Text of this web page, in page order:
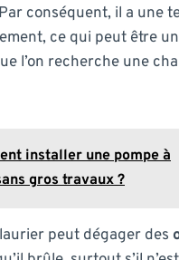
conséquent, il a une
ce qui peut être un
l’on recherche une
installer une pompe à
gros travaux ?
peut dégager des